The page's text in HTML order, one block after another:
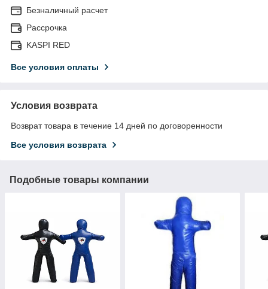
Безналичный расчет
Рассрочка
KASPI RED
Все условия оплаты
Условия возврата
Возврат товара в течение 14 дней по договоренности
Все условия возврата
Подобные товары компании